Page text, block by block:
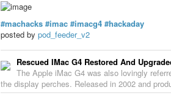
  resume 'swaymsg "output * dpms on"' \
### MEDIA KEYS ###
bindsym XF86AudioLowerVolume exec
bindsym XF86AudioRaiseVolume exec
bindsym XF86MonBrightnessDown exec
bindsym XF86MonBrightnessUp exec
#machacks #imac #imacg4 #hackaday
posted by pod_feeder_v2
Rescued IMac G4 Restored And
The Apple iMac G4 was also lovingly
the display perches. Released in 2002 and